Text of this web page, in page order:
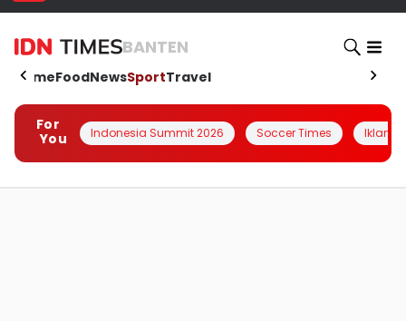
BANTEN
HomeFoodNewsSportTravel
For
You
Indonesia Summit 2026 Soccer Times Iklanin